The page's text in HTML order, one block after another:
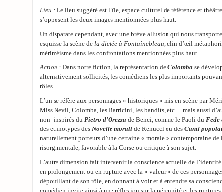
Lieu : Le lieu suggéré est l’île, espace culturel de référence et
s’opposent les deux images mentionnées plus haut.
Un disparate cependant, avec une brève allusion qui nous
esquisse la scène de la dictée à Fontainebleau, clin d’œil
mériméisme dans les confrontations mentionnées plus haut.
Action : Dans notre fiction, la représentation de Colomba se
alternativement sollicités, les comédiens les plus importants
rôles.
L’un se réfère aux personnages « historiques » mis en scène par
Miss Nevil, Colomba, les Barricini, les bandits, etc… mais aussi
non- inspirés du Pietro d’Orezza de Benci, comme le Paoli du Fede
des ethnotypes des Novelle morali de Renucci ou des Canti
naturellement porteurs d’une certaine « morale » contemporaine de
risorgimentale, favorable à la Corse ou critique à son sujet.
L’autre dimension fait intervenir la conscience actuelle de
en prolongement ou en rupture avec la « valeur » de ces
dépouillant de son rôle, en donnant à voir et à entendre sa
comédien invite ainsi à une réflexion sur la pérennité et les ruptures